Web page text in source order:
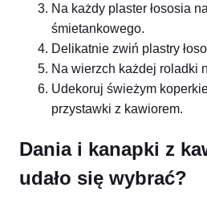
Na każdy plaster łososia
śmietankowego.
Delikatnie zwiń plastry
Na wierzch każdej roladki
Udekoruj świeżym
przystawki z kawiorem.
Dania i kanapki z
udało się wybrać?